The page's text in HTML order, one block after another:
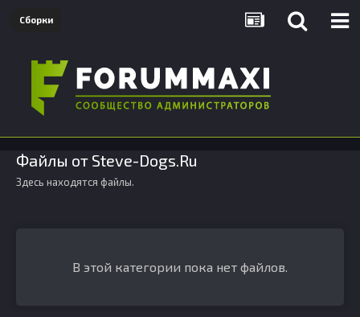
Сборки
Файлы от Steve-Dogs.Ru
Здесь находятся файлы.
В этой категории пока нет файлов.